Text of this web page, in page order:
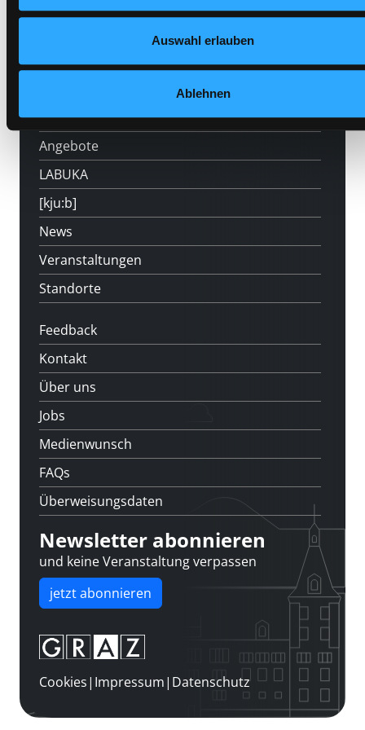
Auswahl erlauben
Ablehnen
Hotline (Mo-Fr 9 bis 17 Uhr): 0316 872-
Mitgliedschaft
Angebote
LABUKA
[kju:b]
News
Veranstaltungen
Standorte
Feedback
Kontakt
Über uns
Jobs
Medienwunsch
FAQs
Überweisungsdaten
Newsletter abonnieren
und keine Veranstaltung verpassen
jetzt abonnieren
Cookies| Impressum| Datenschutz